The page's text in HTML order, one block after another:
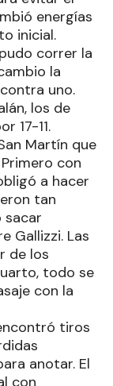
energías
inicial.
correr la
la
uno.
los de
17-11.
Martín que
con
a hacer
tan
sacar
Gallizzi. Las
de los
todo se
con la
tiros
anotar. El
con